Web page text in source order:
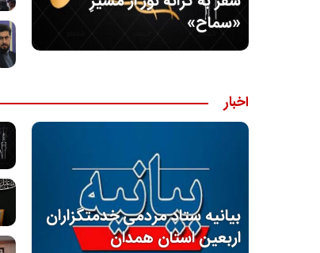
اخبار
بیانیه ستاد مردمی خدمتگزاران
اربعین استان همدان
«سماح»